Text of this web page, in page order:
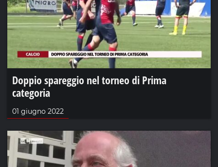
Doppio spareggio nel torneo di Prima
categoria
01 giugno 2022